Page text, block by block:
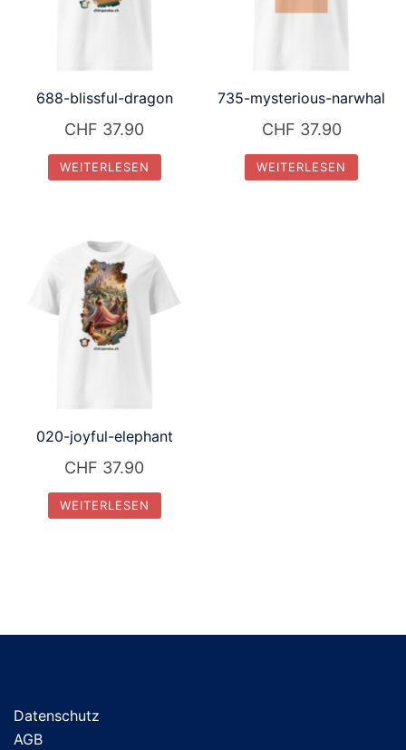
688-blissful-dragon
CHF 37.90
WEITERLESEN
735-mysterious-narwhal
CHF 37.90
WEITERLESEN
020-joyful-elephant
CHF 37.90
WEITERLESEN
Datenschutz
AGB